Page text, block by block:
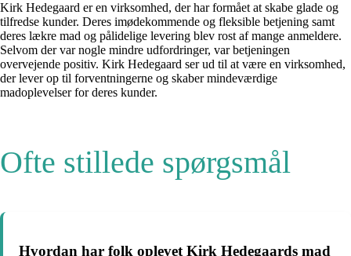
Kirk Hedegaard er en virksomhed, der har formået at skabe glade og
tilfredse kunder. Deres imødekommende og fleksible betjening samt
deres lækre mad og pålidelige levering blev rost af mange anmeldere.
Selvom der var nogle mindre udfordringer, var betjeningen
overvejende positiv. Kirk Hedegaard ser ud til at være en virksomhed,
der lever op til forventningerne og skaber mindeværdige
madoplevelser for deres kunder.
Ofte stillede spørgsmål
Hvordan har folk oplevet Kirk Hedegaards mad